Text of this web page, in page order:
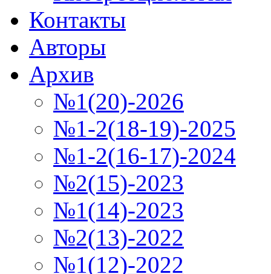
Контакты
Авторы
Архив
№1(20)-2026
№1-2(18-19)-2025
№1-2(16-17)-2024
№2(15)-2023
№1(14)-2023
№2(13)-2022
№1(12)-2022